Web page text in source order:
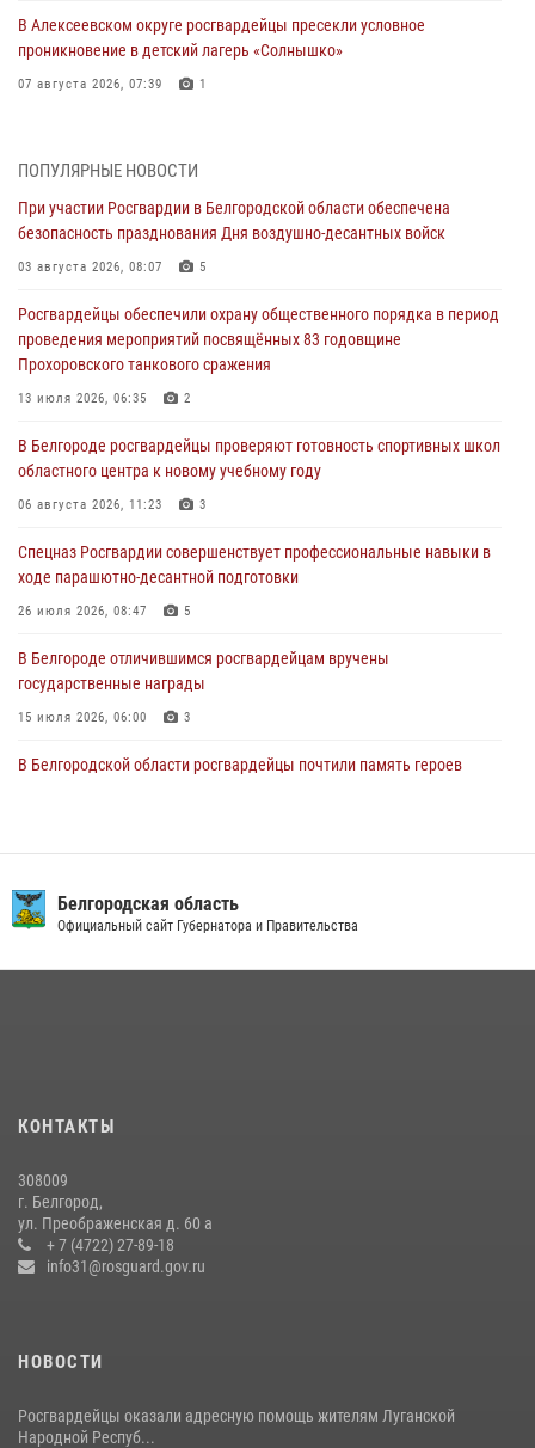
В Алексеевском округе росгвардейцы пресекли условное
проникновение в детский лагерь «Солнышко»
07 августа 2026, 07:39 1
Подвиги героев‑росгвардейцев увековечили в новой музейной
экспозиции белгородского музея‑диорамы «Курская битва.
06 августа 2026, 12:05 3
В Белгороде росгвардейцы проверяют готовность спортивных школ
областного центра к новому учебному году
Росгвардия обеспечила общественную безопасность празднования
83-й годовщины освобождения г. Белгорода от немецко -
06 августа 2026, 06:54 3
Офицеры Росгвардии и ветераны войск правопорядка почтили
05 августа 2026, 17:12 2
ПОПУЛЯРНЫЕ НОВОСТИ
При участии Росгвардии в Белгородской области обеспечена
безопасность празднования Дня воздушно-десантных войск
03 августа 2026, 08:07 5
Росгвардейцы обеспечили охрану общественного порядка в период
проведения мероприятий посвящённых 83 годовщине
Прохоровского танкового сражения
13 июля 2026, 06:35 2
В Белгороде росгвардейцы проверяют готовность спортивных школ
областного центра к новому учебному году
06 августа 2026, 11:23 3
Спецназ Росгвардии совершенствует профессиональные навыки в
ходе парашютно-десантной подготовки
26 июля 2026, 08:47 5
В Белгороде отличившимся росгвардейцам вручены
государственные награды
15 июля 2026, 06:00 3
В Белгородской области росгвардейцы почтили память героев
беседу по профилактике аварийности
09 июля 2026, 10:07
Белгородские росгвардейцы задержали рецидивиста за попытку
кражи из магазина
14 июля 2026, 07:13
Белгородская область
Официальный сайт Губернатора и Правительства
КОНТАКТЫ
308009
г. Белгород,
ул. Преображенская д. 60 а
+ 7 (4722) 27-89-18
info31@rosguard.gov.ru
НОВОСТИ
Росгвардейцы оказали адресную помощь жителям Луганской
Народной Респуб...